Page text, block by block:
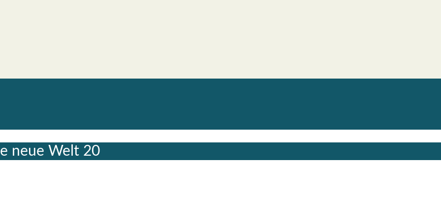
neue Welt 20